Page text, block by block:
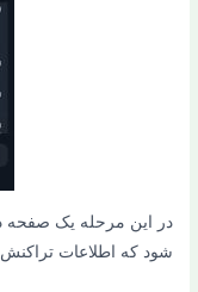
در این مرحله یک صفحه
شود که اطلاعات